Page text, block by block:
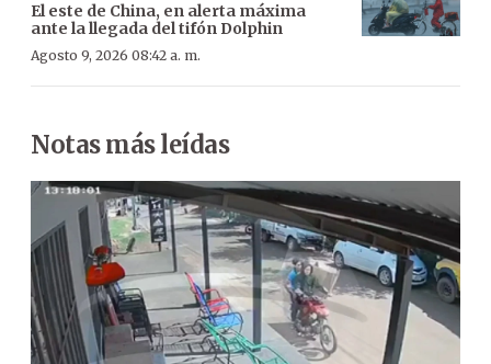
El este de China, en alerta máxima
ante la llegada del tifón Dolphin
Agosto 9, 2026 08:42 a. m.
Notas más leídas